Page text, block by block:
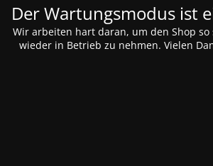
Der Wartungsmodus ist
Wir arbeiten hart daran, um den Shop
wieder in Betrieb zu nehmen. Vielen